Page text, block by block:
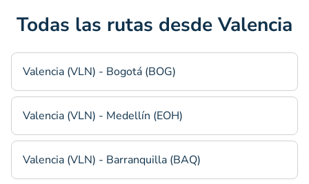
Todas las rutas desde Valencia
Valencia (VLN) - Bogotá (BOG)
Valencia (VLN) - Medellín (EOH)
Valencia (VLN) - Barranquilla (BAQ)